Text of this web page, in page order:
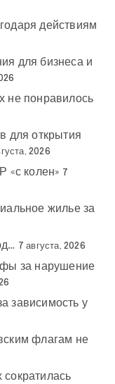
действиям
для бизнеса и
не понравилось
для открытия
2026
«с колен» 7
жилье за
7 августа, 2026
за нарушение
зависимость у
флагам не